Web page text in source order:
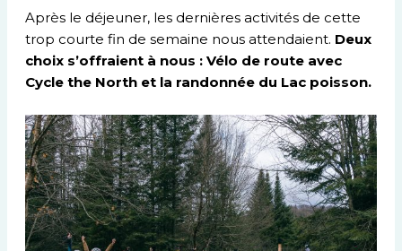
Après le déjeuner, les dernières activités de cette
trop courte fin de semaine nous attendaient. Deux
choix s’offraient à nous : Vélo de route avec
Cycle the North et la randonnée du Lac poisson.